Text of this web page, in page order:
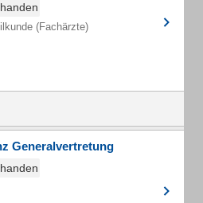
(Fachärzte)
Generalvertretung